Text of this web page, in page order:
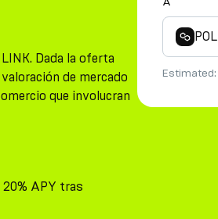
Dada la oferta
de mercado
que involucran
APY tras
POL
Estimated: